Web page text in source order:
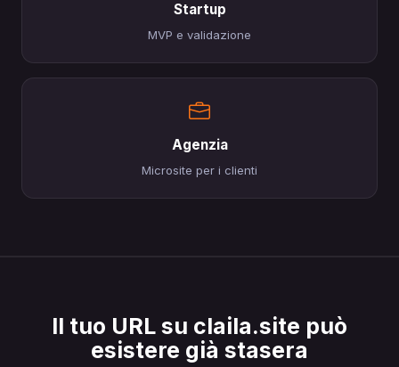
Startup
MVP e validazione
Agenzia
Microsite per i clienti
Il tuo URL su claila.site può
esistere già stasera